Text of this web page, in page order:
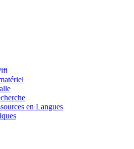
en Langues